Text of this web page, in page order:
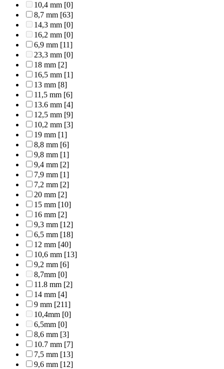
10,4 mm [0]
8,7 mm [63]
14,3 mm [0]
16,2 mm [0]
6,9 mm [11]
23,3 mm [0]
18 mm [2]
16,5 mm [1]
13 mm [8]
11,5 mm [6]
13.6 mm [4]
12,5 mm [9]
10,2 mm [3]
19 mm [1]
8,8 mm [6]
9,8 mm [1]
9,4 mm [2]
7,9 mm [1]
7,2 mm [2]
20 mm [2]
15 mm [10]
16 mm [2]
9,3 mm [12]
6,5 mm [18]
12 mm [40]
10,6 mm [13]
9,2 mm [6]
8,7mm [0]
11.8 mm [2]
14 mm [4]
9 mm [211]
10,4mm [0]
6,5mm [0]
8,6 mm [3]
10.7 mm [7]
7,5 mm [13]
9,6 mm [12]